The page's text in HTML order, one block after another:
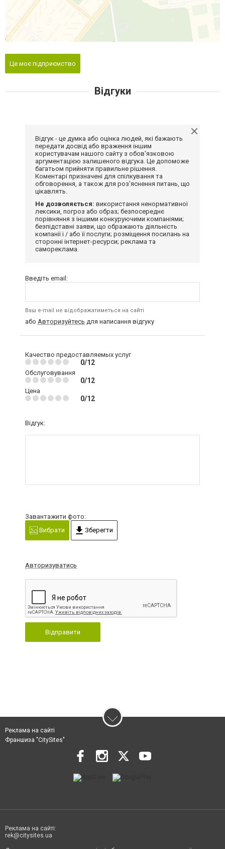
Це моє підприємство
Відгуки
Відгук - це думка або оцінка людей, які бажають
передати досвід або враження іншим
користувачам нашого сайту з обов'язковою
аргументацією залишеного відгука. Це допоможе
багатьом прийняти правильне рішення.
Коментарі призначені для спілкування та
обговорення, а також для роз'яснення питань, що
цікавлять.
Не дозволяється: використання ненормативної
лексики, погроз або образ; безпосереднє
порівняння з іншими конкуруючими компаніями;
безпідставні заяви, що ображають діяльність
компанії і / або її послуги; розміщення посилань на
сторонні інтернет-ресурси; реклама та
самореклама.
Введіть email:
Ваш e-mail не відображатиметься на сайті
або Авторизуйтесь для написання відгуку
Качество предоставляемых услуг
0/12
Обслуговування
0/12
Цена
0/12
Відгук:
Завантажити фото:
Вибрати
Зберегти
Авторизуватись
Відправити
Реклама на сайті
Франшиза "CitySites"
Реклама на сайті:
rek@citysites.ua